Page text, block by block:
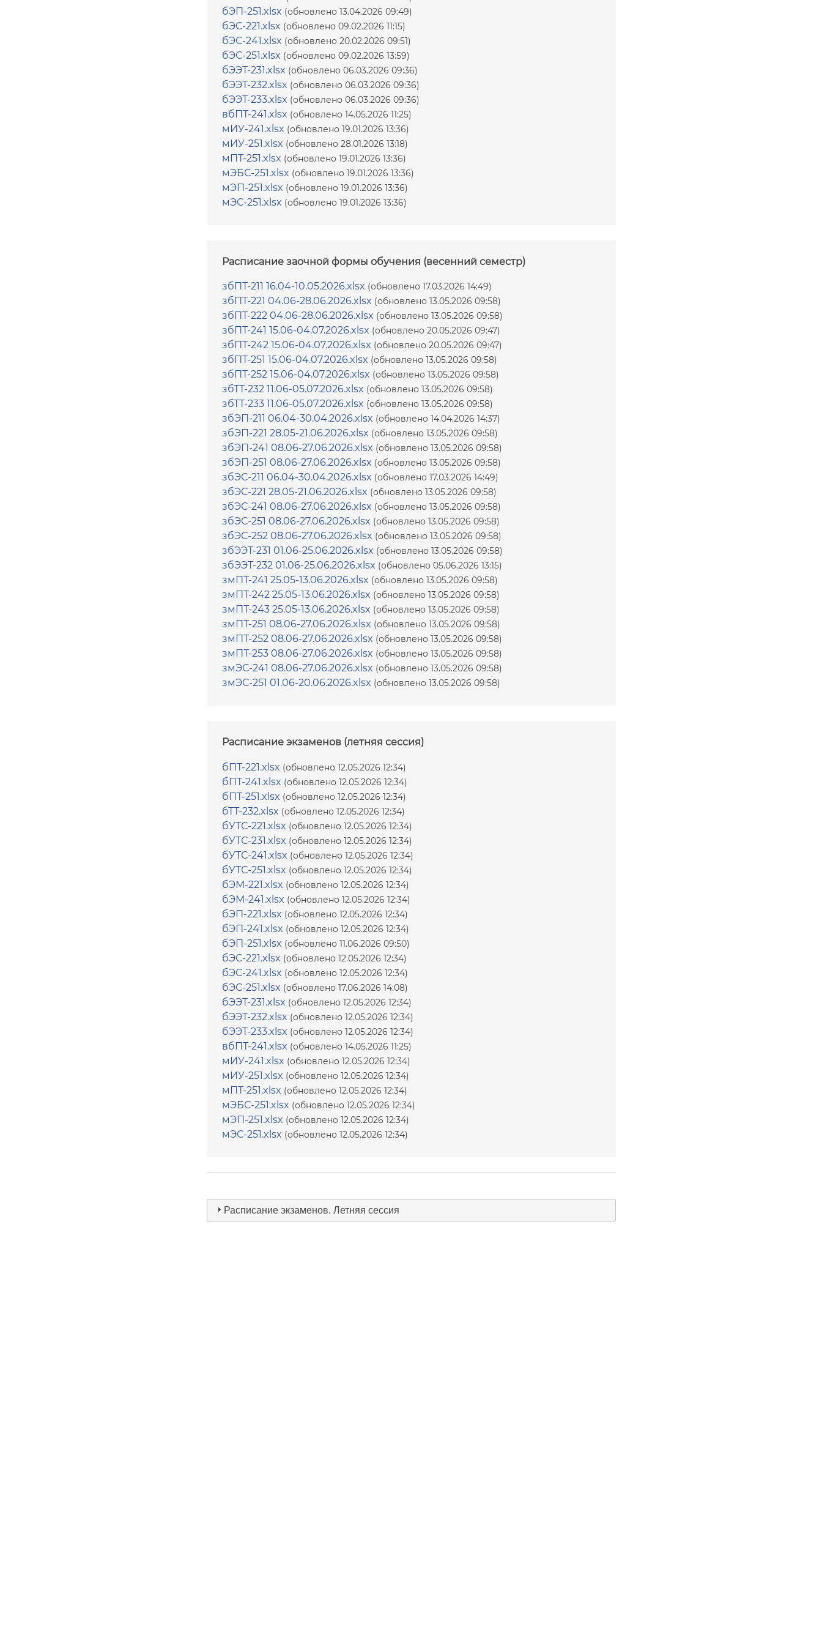
бЭП-251.xlsx (обновлено 13.04.2026 09:49)
бЭС-221.xlsx (обновлено 09.02.2026 11:15)
бЭС-241.xlsx (обновлено 20.02.2026 09:51)
бЭС-251.xlsx (обновлено 09.02.2026 13:59)
бЭЭТ-231.xlsx (обновлено 06.03.2026 09:36)
бЭЭТ-232.xlsx (обновлено 06.03.2026 09:36)
бЭЭТ-233.xlsx (обновлено 06.03.2026 09:36)
вбПТ-241.xlsx (обновлено 14.05.2026 11:25)
мИУ-241.xlsx (обновлено 19.01.2026 13:36)
мИУ-251.xlsx (обновлено 28.01.2026 13:18)
мПТ-251.xlsx (обновлено 19.01.2026 13:36)
мЭБС-251.xlsx (обновлено 19.01.2026 13:36)
мЭП-251.xlsx (обновлено 19.01.2026 13:36)
мЭС-251.xlsx (обновлено 19.01.2026 13:36)
Расписание заочной формы обучения (весенний семестр)
збПТ-211 16.04-10.05.2026.xlsx (обновлено 17.03.2026 14:49)
збПТ-221 04.06-28.06.2026.xlsx (обновлено 13.05.2026 09:58)
збПТ-222 04.06-28.06.2026.xlsx (обновлено 13.05.2026 09:58)
збПТ-241 15.06-04.07.2026.xlsx (обновлено 20.05.2026 09:47)
збПТ-242 15.06-04.07.2026.xlsx (обновлено 20.05.2026 09:47)
збПТ-251 15.06-04.07.2026.xlsx (обновлено 13.05.2026 09:58)
збПТ-252 15.06-04.07.2026.xlsx (обновлено 13.05.2026 09:58)
збТТ-232 11.06-05.07.2026.xlsx (обновлено 13.05.2026 09:58)
збТТ-233 11.06-05.07.2026.xlsx (обновлено 13.05.2026 09:58)
збЭП-211 06.04-30.04.2026.xlsx (обновлено 14.04.2026 14:37)
збЭП-221 28.05-21.06.2026.xlsx (обновлено 13.05.2026 09:58)
збЭП-241 08.06-27.06.2026.xlsx (обновлено 13.05.2026 09:58)
збЭП-251 08.06-27.06.2026.xlsx (обновлено 13.05.2026 09:58)
збЭС-211 06.04-30.04.2026.xlsx (обновлено 17.03.2026 14:49)
збЭС-221 28.05-21.06.2026.xlsx (обновлено 13.05.2026 09:58)
збЭС-241 08.06-27.06.2026.xlsx (обновлено 13.05.2026 09:58)
збЭС-251 08.06-27.06.2026.xlsx (обновлено 13.05.2026 09:58)
збЭС-252 08.06-27.06.2026.xlsx (обновлено 13.05.2026 09:58)
збЭЭТ-231 01.06-25.06.2026.xlsx (обновлено 13.05.2026 09:58)
збЭЭТ-232 01.06-25.06.2026.xlsx (обновлено 05.06.2026 13:15)
змПТ-241 25.05-13.06.2026.xlsx (обновлено 13.05.2026 09:58)
змПТ-242 25.05-13.06.2026.xlsx (обновлено 13.05.2026 09:58)
змПТ-243 25.05-13.06.2026.xlsx (обновлено 13.05.2026 09:58)
змПТ-251 08.06-27.06.2026.xlsx (обновлено 13.05.2026 09:58)
змПТ-252 08.06-27.06.2026.xlsx (обновлено 13.05.2026 09:58)
змПТ-253 08.06-27.06.2026.xlsx (обновлено 13.05.2026 09:58)
змЭС-241 08.06-27.06.2026.xlsx (обновлено 13.05.2026 09:58)
змЭС-251 01.06-20.06.2026.xlsx (обновлено 13.05.2026 09:58)
Расписание экзаменов (летняя сессия)
бПТ-221.xlsx (обновлено 12.05.2026 12:34)
бПТ-241.xlsx (обновлено 12.05.2026 12:34)
бПТ-251.xlsx (обновлено 12.05.2026 12:34)
бТТ-232.xlsx (обновлено 12.05.2026 12:34)
бУТС-221.xlsx (обновлено 12.05.2026 12:34)
бУТС-231.xlsx (обновлено 12.05.2026 12:34)
бУТС-241.xlsx (обновлено 12.05.2026 12:34)
бУТС-251.xlsx (обновлено 12.05.2026 12:34)
бЭМ-221.xlsx (обновлено 12.05.2026 12:34)
бЭМ-241.xlsx (обновлено 12.05.2026 12:34)
бЭП-221.xlsx (обновлено 12.05.2026 12:34)
бЭП-241.xlsx (обновлено 12.05.2026 12:34)
бЭП-251.xlsx (обновлено 11.06.2026 09:50)
бЭС-221.xlsx (обновлено 12.05.2026 12:34)
бЭС-241.xlsx (обновлено 12.05.2026 12:34)
бЭС-251.xlsx (обновлено 17.06.2026 14:08)
бЭЭТ-231.xlsx (обновлено 12.05.2026 12:34)
бЭЭТ-232.xlsx (обновлено 12.05.2026 12:34)
бЭЭТ-233.xlsx (обновлено 12.05.2026 12:34)
вбПТ-241.xlsx (обновлено 14.05.2026 11:25)
мИУ-241.xlsx (обновлено 12.05.2026 12:34)
мИУ-251.xlsx (обновлено 12.05.2026 12:34)
мПТ-251.xlsx (обновлено 12.05.2026 12:34)
мЭБС-251.xlsx (обновлено 12.05.2026 12:34)
мЭП-251.xlsx (обновлено 12.05.2026 12:34)
мЭС-251.xlsx (обновлено 12.05.2026 12:34)
Расписание экзаменов. Летняя сессия